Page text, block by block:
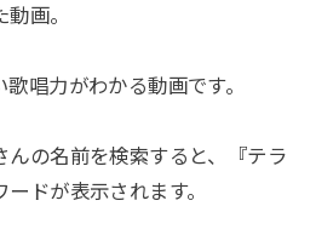
画。
唱力がわかる動画です。
んの名前を検索すると、『テラ
ドが表示されます。